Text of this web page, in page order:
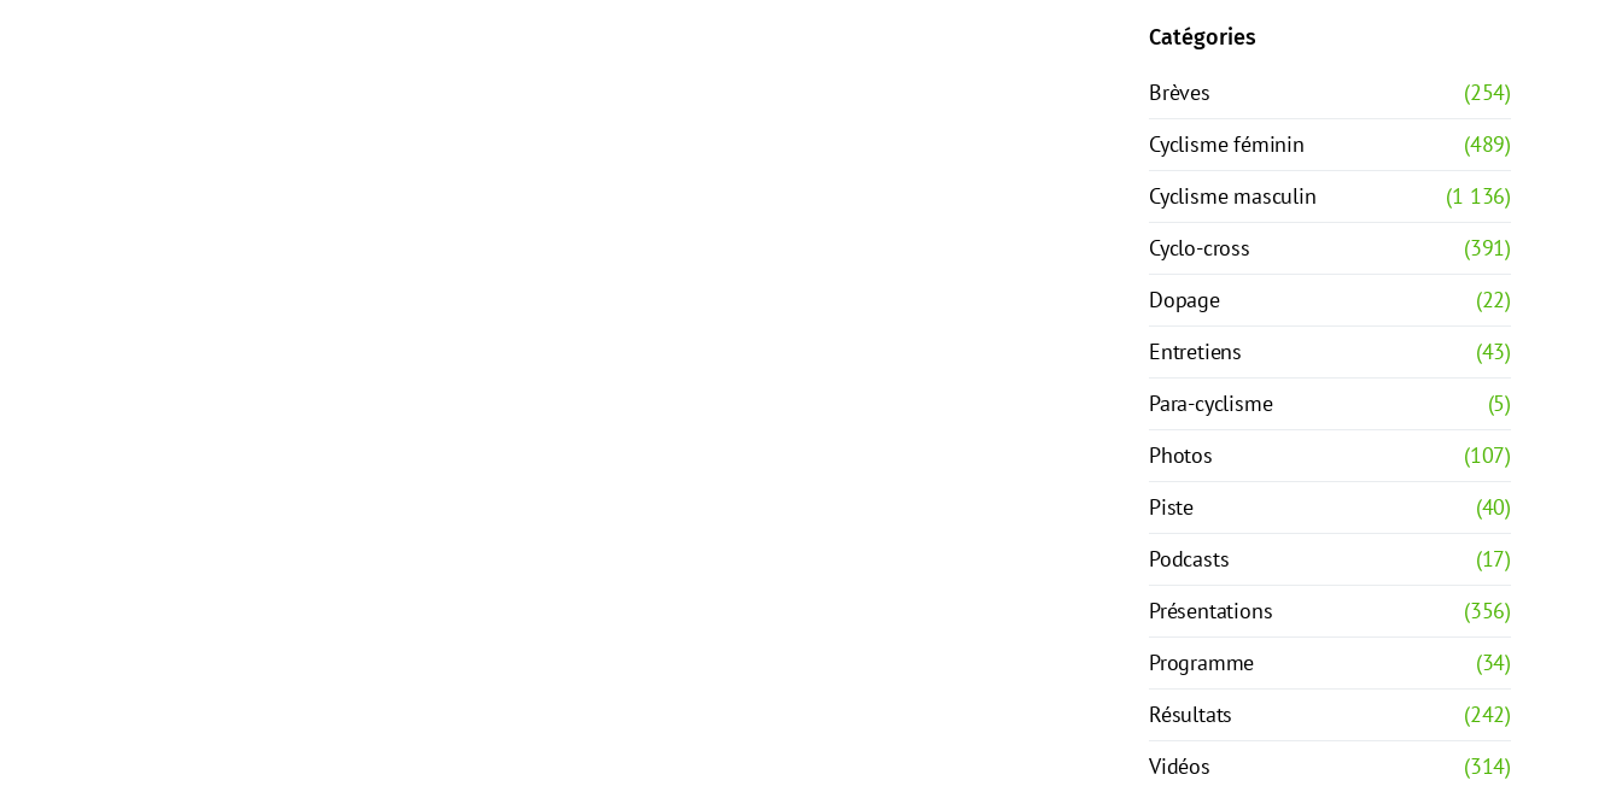
Catégories
Brèves
(254)
Cyclisme féminin
(489)
Cyclisme masculin
(1 136)
Cyclo-cross
(391)
Dopage
(22)
Entretiens
(43)
Para-cyclisme
(5)
Photos
(107)
Piste
(40)
Podcasts
(17)
Présentations
(356)
Programme
(34)
Résultats
(242)
Vidéos
(314)